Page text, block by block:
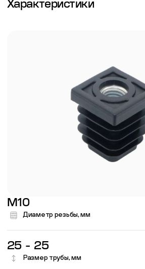
Характеристики
M10
Диаметр резьбы, мм
25 - 25
Размер трубы, мм